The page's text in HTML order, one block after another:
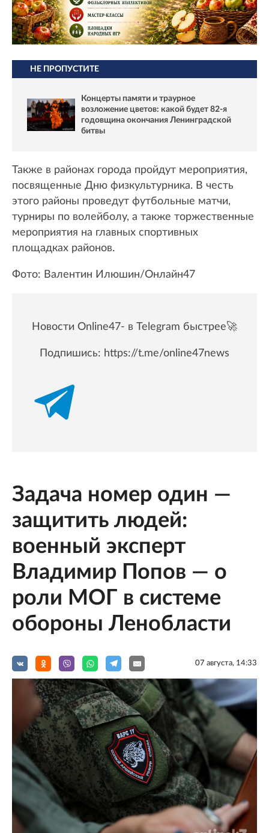
НЕ ПРОПУСТИТЕ
Концерты памяти и траурное
возложение цветов: какой будет 82-я
годовщина окончания Ленинградской
битвы
Также в районах города пройдут мероприятия,
посвященные Дню физкультурника. В честь
этого районы проведут футбольные матчи,
турниры по волейболу, а также торжественные
мероприятия на главных спортивных
площадках районов.
Фото: Валентин Илюшин/Онлайн47
Новости Online47- в Telegram быстрее🚀
Подпишись: https://t.me/online47news
Задача номер один —
защитить людей:
военный эксперт
Владимир Попов — о
роли МОГ в системе
обороны Ленобласти
07 августа, 14:33